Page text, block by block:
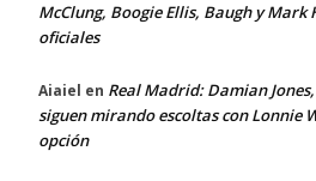
McClung, Boogie Ellis, Baugh y Mark
oficiales
Aiaiel en Real Madrid: Damian
siguen mirando escoltas con Lonnie
opción